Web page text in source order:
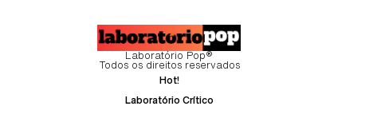
Laboratório Pop®
Todos os direitos reservados
Hot!
Laboratório Crítico